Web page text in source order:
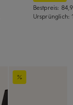
Bestpreis:
Ursprünglich: